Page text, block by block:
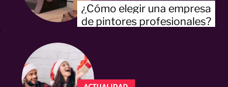
¿Cómo elegir una empresa
de pintores profesionales?